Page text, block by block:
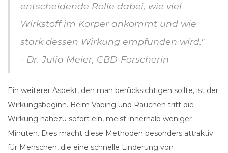
entscheidende Rolle dabei, wie viel
Wirkstoff im Körper ankommt und wie
stark dessen Wirkung empfunden wird."
- Dr. Julia Meier, CBD-Forscherin
Ein weiterer Aspekt, den man berücksichtigen sollte, ist der
Wirkungsbeginn. Beim Vaping und Rauchen tritt die
Wirkung nahezu sofort ein, meist innerhalb weniger
Minuten. Dies macht diese Methoden besonders attraktiv
für Menschen, die eine schnelle Linderung von